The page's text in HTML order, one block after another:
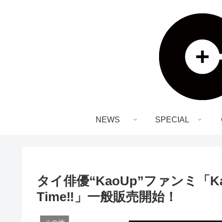
NEWS SPECIAL
タイ俳優“KaoUp”ファンミ「
Time‼︎」一般販売開始！